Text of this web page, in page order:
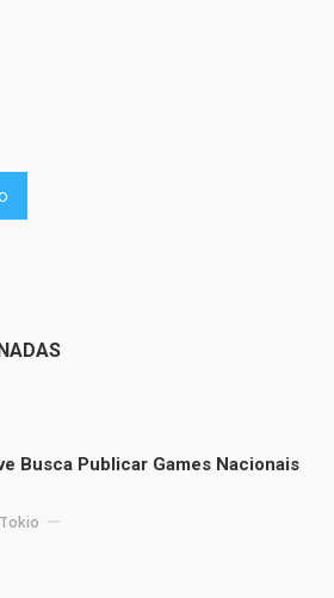
Busca Publicar Games Nacionais